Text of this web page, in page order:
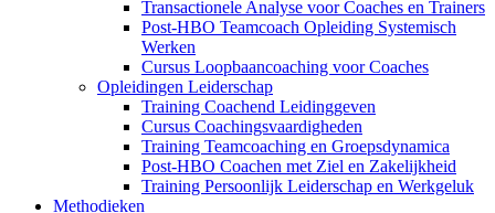
Transactionele Analyse voor Coaches en Trainers
Post-HBO Teamcoach Opleiding Systemisch
Werken
Cursus Loopbaancoaching voor Coaches
Opleidingen Leiderschap
Training Coachend Leidinggeven
Cursus Coachingsvaardigheden
Training Teamcoaching en Groepsdynamica
Post-HBO Coachen met Ziel en Zakelijkheid
Training Persoonlijk Leiderschap en Werkgeluk
Methodieken